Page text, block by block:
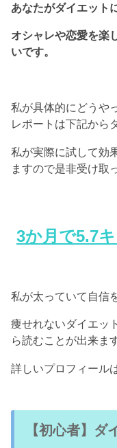
あなたがダイエット
オシャレや恋愛を楽
いです。
私が具体的にどうや
レポートは下記から
私が実際に試して効
ますので是非受け取
3か月で5.7
私が太っていて自信
痩せれないダイエッ
ら読むことが出来ま
詳しいプロフィール
【初心者】ダ